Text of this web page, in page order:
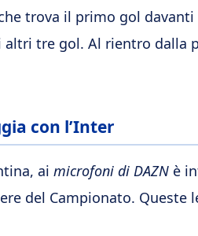
trova il primo gol
altri tre gol. Al rientro dalla
con l’Inter
ai microfoni di DAZN è
del Campionato. Queste